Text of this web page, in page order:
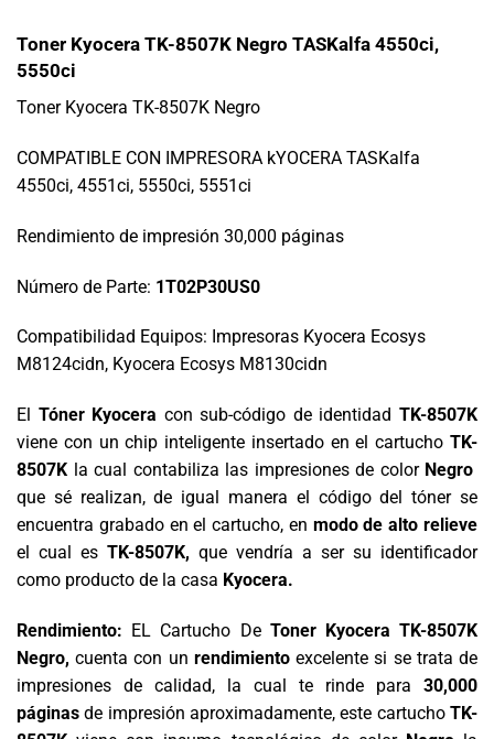
Toner Kyocera TK-8507K Negro TASKalfa 4550ci,
5550ci
Toner Kyocera TK-8507K Negro
COMPATIBLE CON IMPRESORA kYOCERA TASKalfa
4550ci, 4551ci, 5550ci, 5551ci
Rendimiento de impresión 30,000 páginas
Número de Parte: 1T02P30US0
Compatibilidad Equipos: Impresoras Kyocera Ecosys
M8124cidn, Kyocera Ecosys M8130cidn
El Tóner Kyocera con sub-código de identidadTK-8507K
viene con un chip inteligente insertado en el cartucho TK-
8507K la cual contabiliza las impresiones de color Negro
que sé realizan, de igual manera el código del tóner se
encuentra grabado en el cartucho, en modo de alto relieve
el cual es TK-8507K, que vendría a ser su identificador
como producto de la casa Kyocera.
Rendimiento: EL Cartucho De Toner Kyocera TK-8507K
Negro,cuenta con un rendimientoexcelente si se trata de
impresiones de calidad, la cual te rinde para 30,000
páginas de impresión aproximadamente, este cartucho TK-